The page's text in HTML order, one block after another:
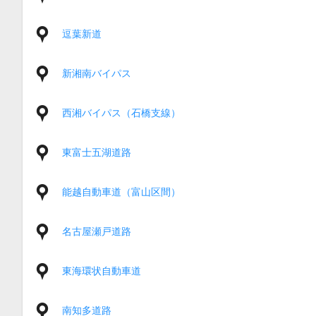
逗葉新道
新湘南バイパス
西湘バイパス（石橋支線）
東富士五湖道路
能越自動車道（富山区間）
名古屋瀬戸道路
東海環状自動車道
南知多道路